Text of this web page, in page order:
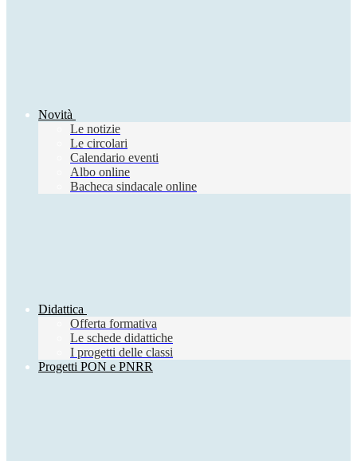
Novità
Le notizie
Le circolari
Calendario eventi
Albo online
Bacheca sindacale online
Didattica
Offerta formativa
Le schede didattiche
I progetti delle classi
Progetti PON e PNRR